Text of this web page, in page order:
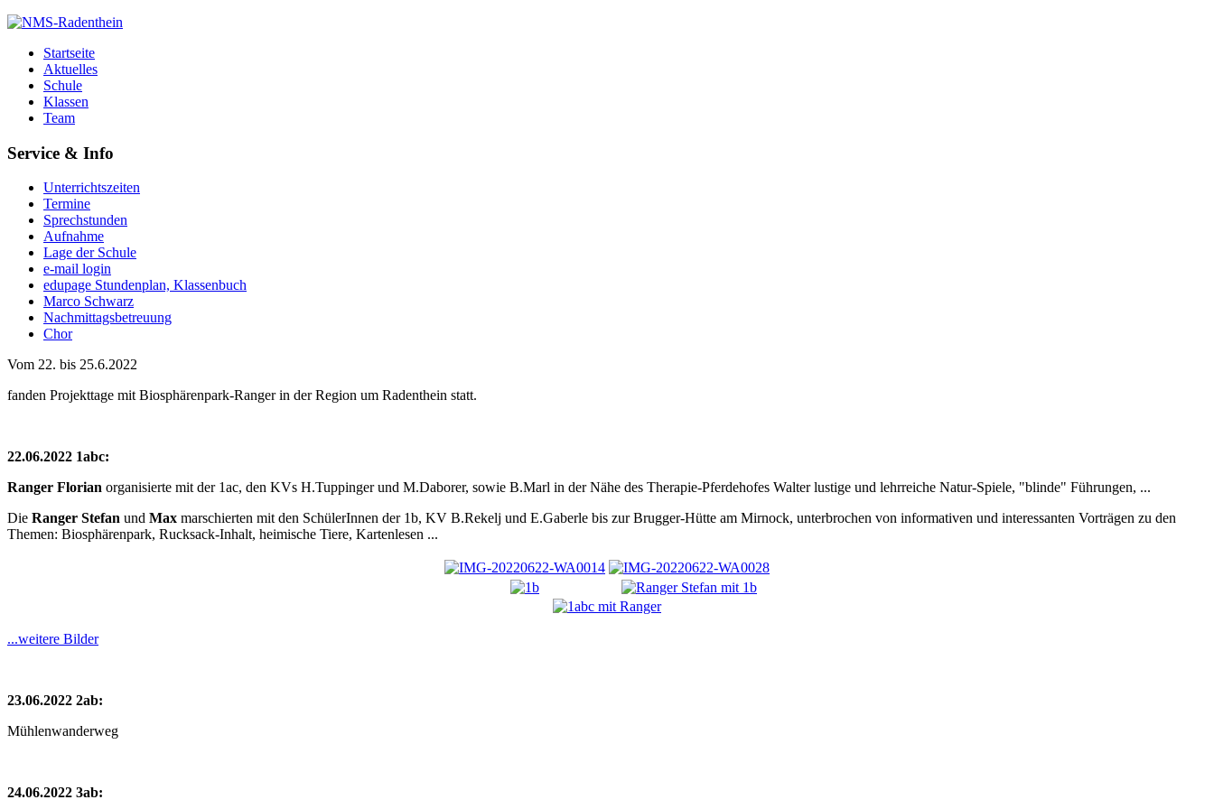
Startseite
Aktuelles
Schule
Klassen
Team
Service & Info
Unterrichtszeiten
Termine
Sprechstunden
Aufnahme
Lage der Schule
e-mail login
edupage Stundenplan, Klassenbuch
Marco Schwarz
Nachmittagsbetreuung
Chor
Vom 22. bis 25.6.2022
fanden Projekttage mit Biosphärenpark-Ranger in der Region um Radenthein statt.
22.06.2022 1abc:
Ranger Florian organisierte mit der 1ac, den KVs H.Tuppinger und M.Daborer, sowie B.Marl in der Nähe des Therapie-Pferdehofes Walter lustige und lehrreiche Natur-Spiele, "blinde" Führungen, ...
Die Ranger Stefan und Max marschierten mit den SchülerInnen der 1b, KV B.Rekelj und E.Gaberle bis zur Brugger-Hütte am Mirnock, unterbrochen von informativen und interessanten Vorträgen zu den
Themen: Biosphärenpark, Rucksack-Inhalt, heimische Tiere, Kartenlesen ...
...weitere Bilder
23.06.2022 2ab:
Mühlenwanderweg
24.06.2022 3ab: